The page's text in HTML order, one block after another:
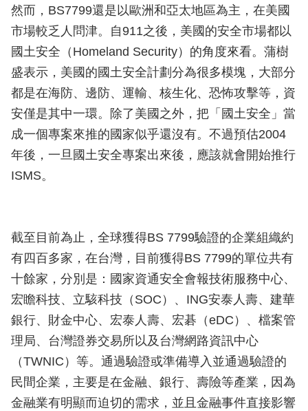
然而，BS7799還是以歐洲和亞太地區為主，在美國
市場較乏人問津。自911之後，美國的安全市場都以
國土安全（Homeland Security）的角度來看。蒲樹
盛表示，美國的國土安全計劃分為很多模塊，大部分
都是在海防、邊防、運輸、核生化、恐怖攻擊等，資
安僅是其中一環。除了美國之外，把「國土安全」當
成一個專案來推的國家似乎還沒有。不過預估2004
年後，一旦國土安全專案出來後，應該就會開始推行
ISMS。
截至目前為止，全球獲得BS 7799驗證的企業組織約
有四百多家，在台灣，目前獲得BS 7799的單位共有
十餘家，分別是：國家資通安全會報技術服務中心、
宏瞻科技、立駭科技（SOC）、ING安泰人壽、建華
銀行、財金中心、宏泰人壽、宏碁（eDC）、檔案管
理局、台灣證券交易所以及台灣網路資訊中心
（TWNIC）等。通過驗證或準備導入並通過驗證的
民間企業，主要是在金融、銀行、壽險等產業，因為
金融業有明顯而迫切的需求，並且金融事件直接影響